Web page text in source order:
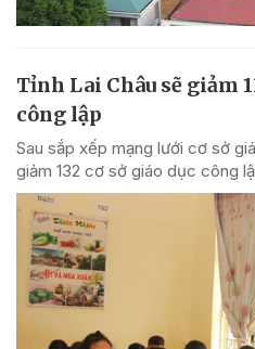
Tỉnh Lai Châu sẽ giảm
công lập
Sau sắp xếp mạng lưới cơ sở
giảm 132 cơ sở giáo dục công